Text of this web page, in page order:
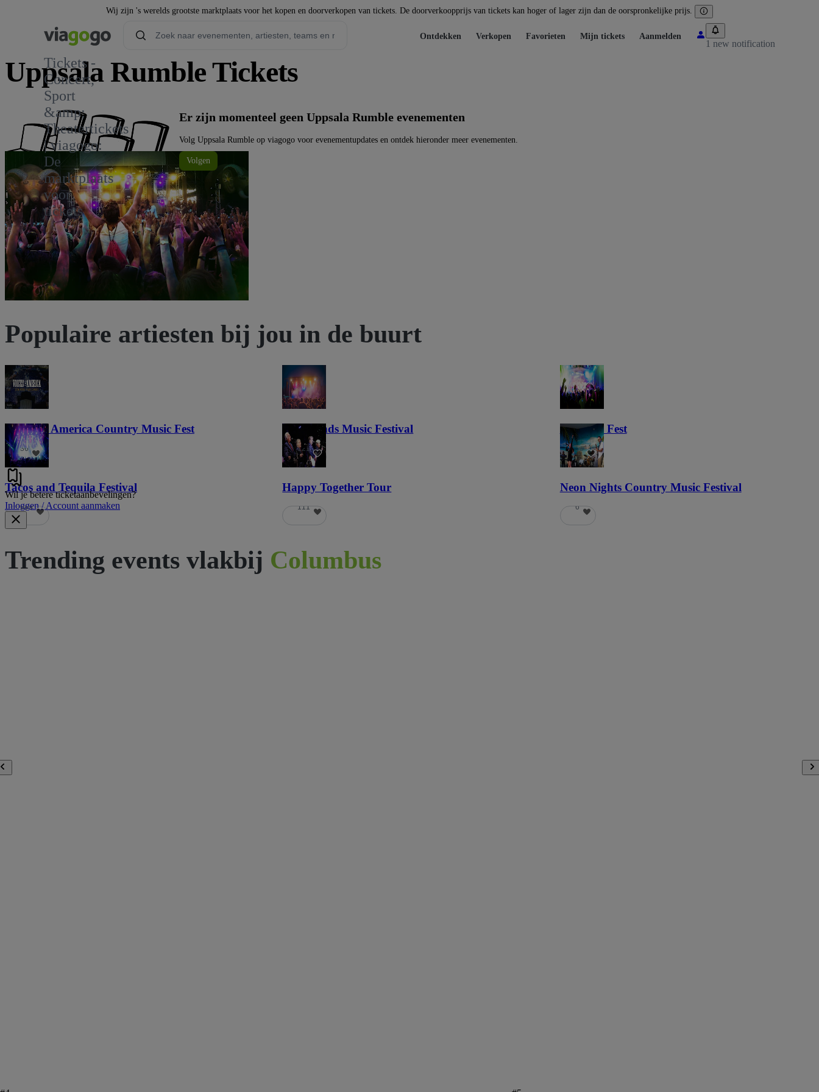
Wij zijn 's werelds grootste marktplaats voor het kopen en doorverkopen van tickets. De doorverkoopprijs van tickets kan hoger of lager zijn dan de oorspronkelijke prijs.
Tickets -
Concert,
Sport
&amp;
Theatertickets
| viagogo:
De
marktplaats
voor
tickets
Ontdekken Verkopen Favorieten Mijn tickets Aanmelden
1 new notification
Uppsala Rumble Tickets
1
Er zijn momenteel geen Uppsala Rumble evenementen
Volg Uppsala Rumble op viagogo voor evenementupdates en ontdek hieronder meer evenementen.
Volgen
Populaire artiesten bij jou in de buurt
Voices of America Country Music Fest
36
Lost Lands Music Festival
121
Haunted Fest
58
Tacos and Tequila Festival
689
Happy Together Tour
111
Neon Nights Country Music Festival
6
Wil je betere ticketaanbevelingen?
Inloggen / Account aanmaken
Trending events vlakbij Columbus